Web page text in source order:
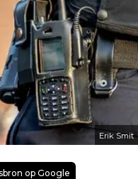
Erik Smit
op Google